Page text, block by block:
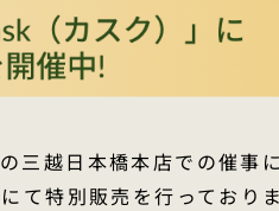
三越日本橋本店での催事
特別販売を行っておりま